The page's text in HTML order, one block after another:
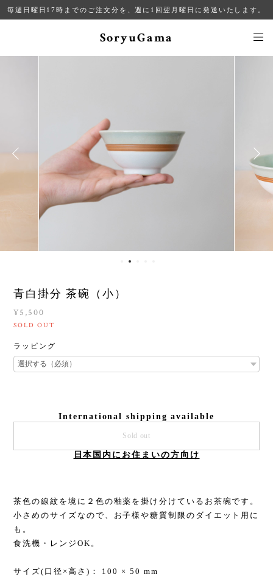
毎週日曜日17時までのご注文分を、週に1回翌月曜日に発送いたします。
SoryuGama
青白掛分 茶碗（小）
¥5,500
SOLD OUT
ラッピング
International shipping available
Sold out
日本国内にお住まいの方向け
茶色の線紋を境に２色の釉薬を掛け分けているお茶碗です。
小さめのサイズなので、お子様や糖質制限のダイエット用に
も。
食洗機・レンジOK。
サイズ(口径×高さ)： 100 × 50 mm